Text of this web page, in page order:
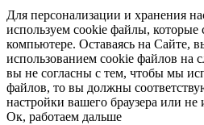
Для персонализации и хранения
используем cookie файлы,
компьютере. Оставаясь на Сайте,
использованием cookie файлов на
вы не согласны с тем, чтобы мы
файлов, то вы должны
настройки вашего браузера или не
Ок, работаем дальше